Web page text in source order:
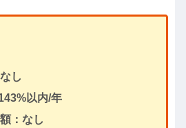
し
以内/年
：なし